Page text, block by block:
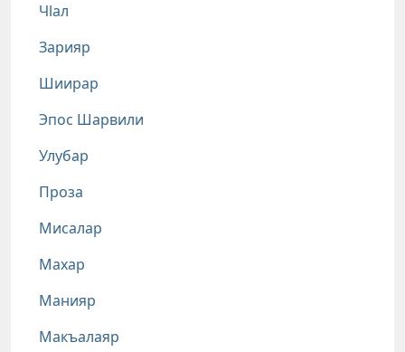
Чlал
Зарияр
Шиирар
Эпос Шарвили
Улубар
Проза
Мисалар
Махар
Манияр
Макъалаяр